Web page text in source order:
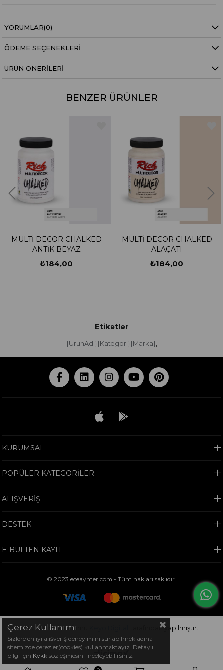
YORUMLAR(0)
ÖDEME SEÇENEKLERI
ÜRÜN ÖNERILERI
BENZER ÜRÜNLER
MULTİ DECOR CHALKED
ANTİK BEYAZ
₺184,00
MULTİ DECOR CHALKED
ALAÇATI
₺184,00
Etiketler
{UrunAdi}{Kategori}{Marka},
KURUMSAL
POPÜLER KATEGORİLER
ALIŞVERİŞ
DESTEK
E-BÜLTEN KAYIT
© 2023 eceaymer.com - Tüm hakları saklıdır.
Bu sitenin kurulumu tarafından yapılmıştır.
Çerez Kullanımı
Sizlere en iyi alışveriş deneyimini sunabilmek adına
sitemizde çerezler(cookies) kullanmaktayız. Detaylı
bilgi için Kvkk sözleşmesini inceleyebilirsiniz.